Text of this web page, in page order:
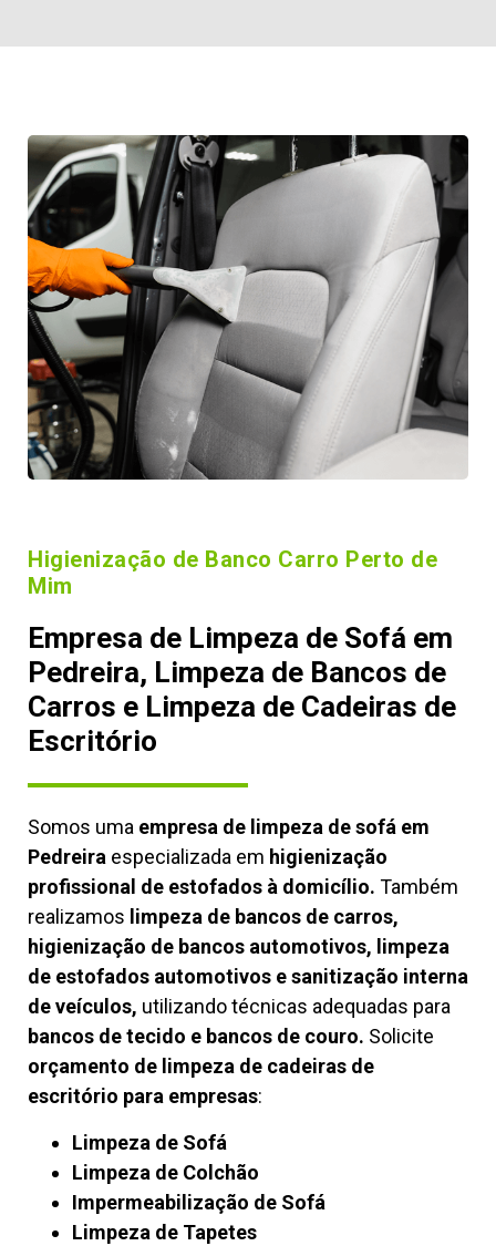
Higienização de Banco Carro Perto de
Mim
Empresa de Limpeza de Sofá em
Pedreira, Limpeza de Bancos de
Carros e Limpeza de Cadeiras de
Escritório
Somos uma empresa de limpeza de sofá em
Pedreira especializada em higienização
profissional de estofados à domicílio. Também
realizamos limpeza de bancos de carros,
higienização de bancos automotivos, limpeza
de estofados automotivos e sanitização interna
de veículos, utilizando técnicas adequadas para
bancos de tecido e bancos de couro. Solicite
orçamento de limpeza de cadeiras de
escritório para empresas:
Limpeza de Sofá
Limpeza de Colchão
Impermeabilização de Sofá
Limpeza de Tapetes